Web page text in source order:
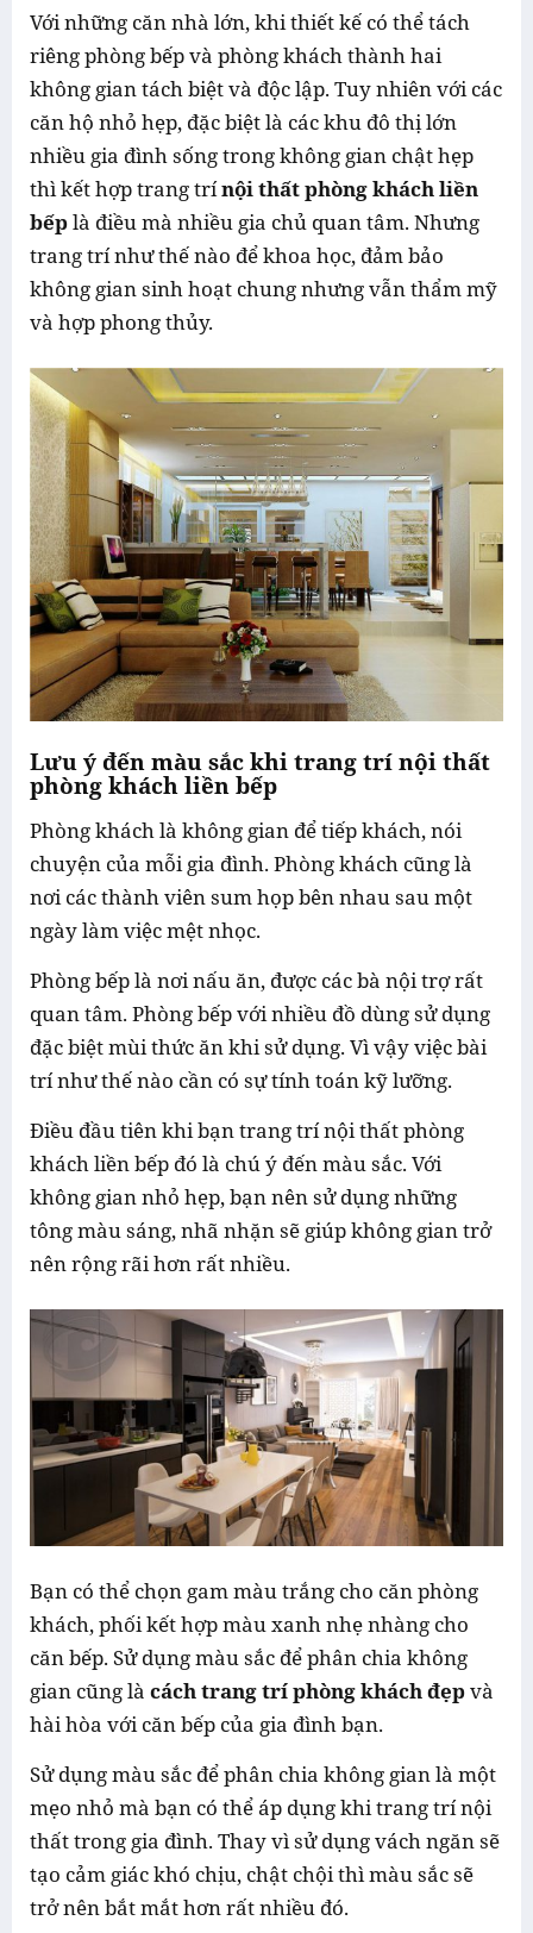
Với những căn nhà lớn, khi thiết kế có thể tách
riêng phòng bếp và phòng khách thành hai
không gian tách biệt và độc lập. Tuy nhiên với các
căn hộ nhỏ hẹp, đặc biệt là các khu đô thị lớn
nhiều gia đình sống trong không gian chật hẹp
thì kết hợp trang trínội thất phòng khách liền
bếplà điều mà nhiều gia chủ quan tâm. Nhưng
trang trí như thế nào để khoa học, đảm bảo
không gian sinh hoạt chung nhưng vẫn thẩm mỹ
và hợp phong thủy.
Lưu ý đến màu sắc khi trang trí nội thất
phòng khách liền bếp
Phòng khách là không gian để tiếp khách, nói
chuyện của mỗi gia đình. Phòng khách cũng là
nơi các thành viên sum họp bên nhau sau một
ngày làm việc mệt nhọc.
Phòng bếp là nơi nấu ăn, được các bà nội trợ rất
quan tâm. Phòng bếp với nhiều đồ dùng sử dụng
đặc biệt mùi thức ăn khi sử dụng. Vì vậy việc bài
trí như thế nào cần có sự tính toán kỹ lưỡng.
Điều đầu tiên khi bạn trang trí nội thất phòng
khách liền bếp đó là chú ý đến màu sắc. Với
không gian nhỏ hẹp, bạn nên sử dụng những
tông màu sáng, nhã nhặn sẽ giúp không gian trở
nên rộng rãi hơn rất nhiều.
Bạn có thể chọn gam màu trắng cho căn phòng
khách, phối kết hợp màu xanh nhẹ nhàng cho
căn bếp. Sử dụng màu sắc để phân chia không
gian cũng là cách trang trí phòng khách đẹpvà
hài hòa với căn bếp của gia đình bạn.
Sử dụng màu sắc để phân chia không gian là một
mẹo nhỏ mà bạn có thể áp dụng khi trang trí nội
thất trong gia đình. Thay vì sử dụng vách ngăn sẽ
tạo cảm giác khó chịu, chật chội thì màu sắc sẽ
trở nên bắt mắt hơn rất nhiều đó.